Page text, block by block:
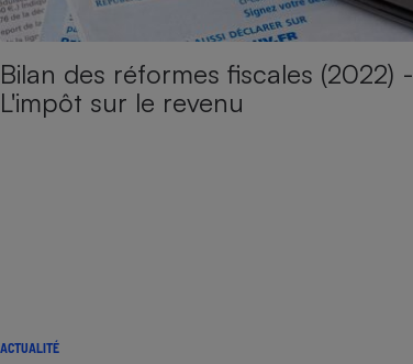
Bilan des réformes fiscales (2022) -
L'impôt sur le revenu
ACTUALITÉ